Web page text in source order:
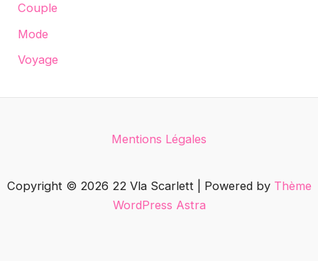
Couple
Mode
Voyage
Mentions Légales
Copyright © 2026 22 Vla Scarlett | Powered by Thème
WordPress Astra